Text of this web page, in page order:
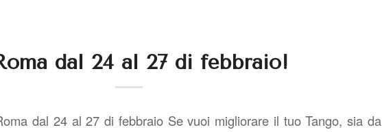
dal 24 al 27 di febbraio!
dal 24 al 27 di febbraio Se vuoi migliorare il tuo Tango, sia da